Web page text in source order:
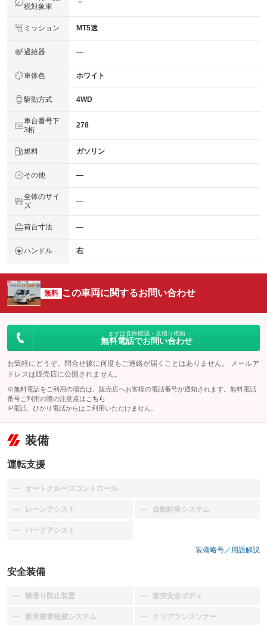
税対象車
－
ミッション MT5速
過給器 ―
車体色 ホワイト
駆動方式 4WD
車台番号下
3桁
278
燃料 ガソリン
その他 ―
全体のサイ
ズ
―
荷台寸法 ―
ハンドル 右
無料 この車両に関するお問い合わせ
まずは在庫確認・見積り依頼
無料電話でお問い合わせ
お気軽にどうぞ。問合せ後に何度もご連絡が届くことはありません。 メールア
ドレスは販売店に公開されません。
※無料電話をご利用の場合は、販売店へお客様の電話番号が通知されます。無料電話
番号ご利用の際の注意点は こちら
IP電話、ひかり電話からはご利用いただけません。
装備
運転支援
オートクルーズコントロール
：装備なし
レーンアシスト
：装備なし 自動駐車システム
：装備なし
パークアシスト
：装備なし
装備略号／用語解説
安全装備
横滑り防止装置
：装備なし 衝突安全ボディ
：装備なし
衝突被害軽減システム
：装備なし クリアランスソナー
：装備なし